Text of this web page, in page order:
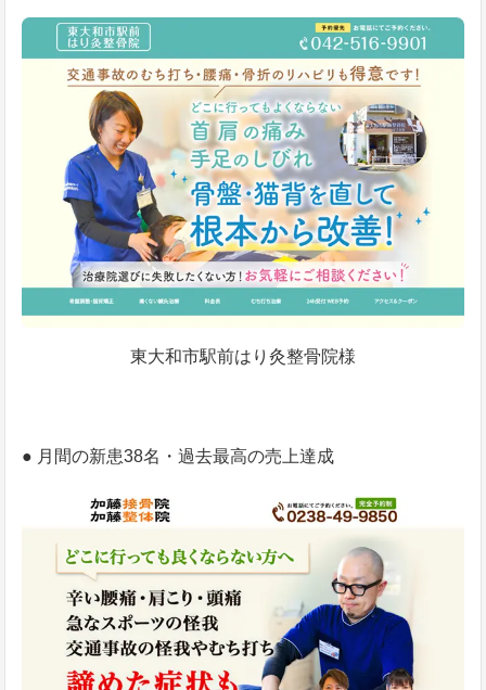
東大和市駅前はり灸整骨院様
● 月間の新患38名・過去最高の売上達成